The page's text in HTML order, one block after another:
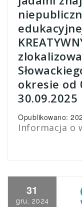
okresie od
30.09.2025
Opublikowano:
Informacja o
31
gru, 2024